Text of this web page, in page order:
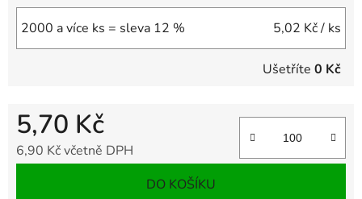
2000 a více ks = sleva 12 % 5,02 Kč/ ks
Ušetříte 0 Kč
5,70 Kč
6,90 Kč včetně DPH
DO KOŠÍKU